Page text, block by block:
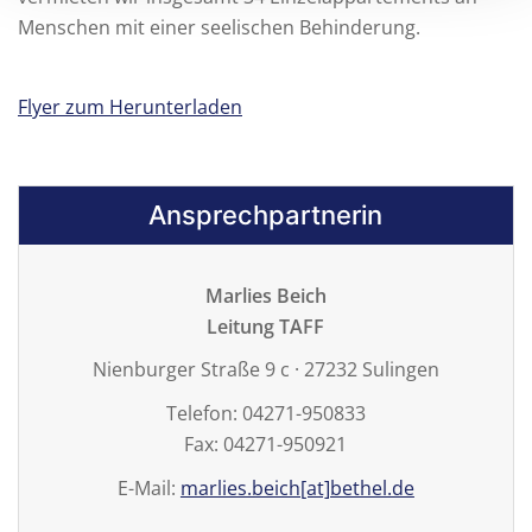
Menschen mit einer seelischen Behinderung.
Flyer zum Herunterladen
Ansprechpartnerin
Marlies Beich
Leitung TAFF
Nienburger Straße 9 c · 27232 Sulingen
Telefon: 04271-950833
Fax: 04271-950921
E-Mail: marlies.beich[at]bethel.de